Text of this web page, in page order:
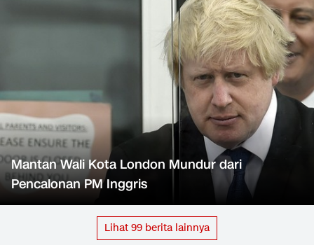
Mantan Wali Kota London Mundur dari
Pencalonan PM Inggris
Lihat 99 berita lainnya